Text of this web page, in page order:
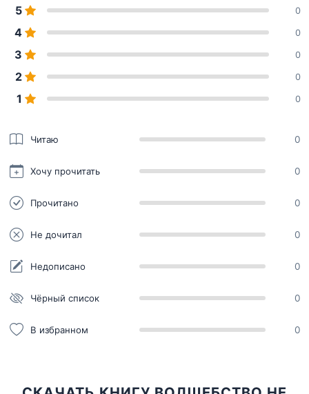
5 0
4 0
3 0
2 0
1 0
Читаю 0
Хочу прочитать 0
Прочитано 0
Не дочитал 0
Недописано 0
Чёрный список 0
В избранном 0